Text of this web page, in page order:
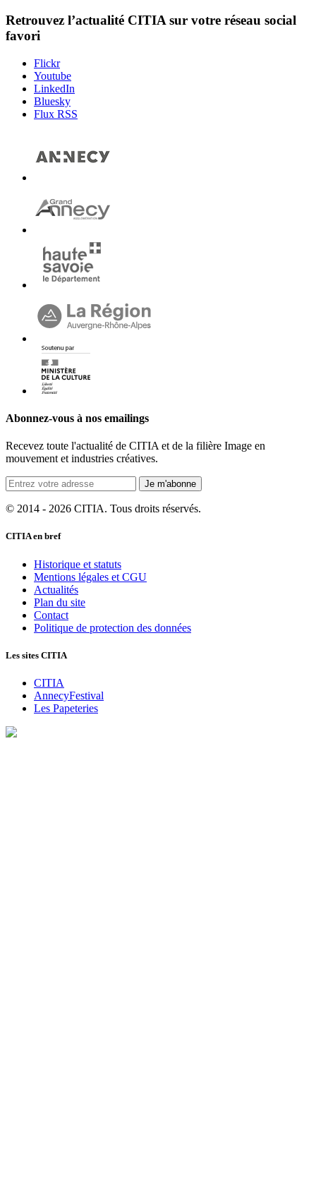
Retrouvez l’actualité CITIA sur votre réseau social
favori
Flickr
Youtube
LinkedIn
Bluesky
Flux RSS
Abonnez-vous à nos emailings
Recevez toute l'actualité de CITIA et de la filière Image en
mouvement et industries créatives.
Je m'abonne
© 2014 - 2026 CITIA. Tous droits réservés.
CITIA en bref
Historique et statuts
Mentions légales et CGU
Actualités
Plan du site
Contact
Politique de protection des données
Les sites CITIA
CITIA
AnnecyFestival
Les Papeteries